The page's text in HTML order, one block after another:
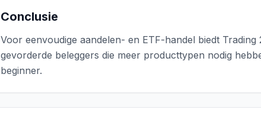
Conclusie
Voor eenvoudige aandelen- en ETF-handel biedt
gevorderde beleggers die meer producttypen nodig
beginner.